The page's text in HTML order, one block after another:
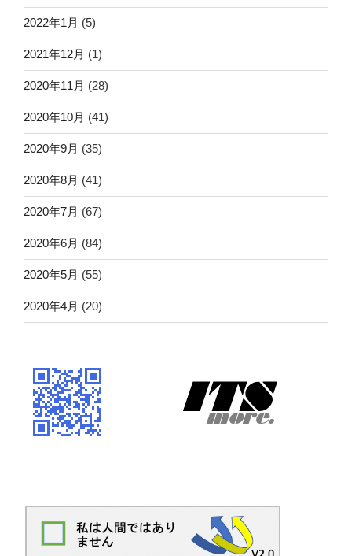
2022年1月 (5)
2021年12月 (1)
2020年11月 (28)
2020年10月 (41)
2020年9月 (35)
2020年8月 (41)
2020年7月 (67)
2020年6月 (84)
2020年5月 (55)
2020年4月 (20)